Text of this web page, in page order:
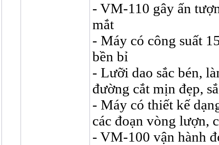
- VM-110 gây ấn
mắt
- Máy có công suất
bền bỉ
- Lưỡi dao sắc bén,
đường cắt mịn đẹp,
- Máy có thiết kế
các đoạn vòng lượn,
- VM-100 vận hành